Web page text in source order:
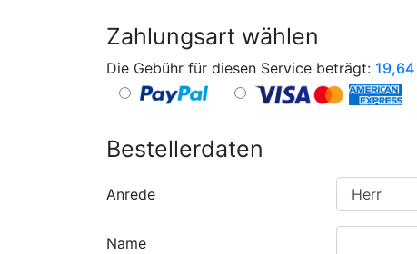
Zahlungsart wählen
Die Gebühr für diesen Service beträgt: 19,64
Bestellerdaten
Anrede
Name